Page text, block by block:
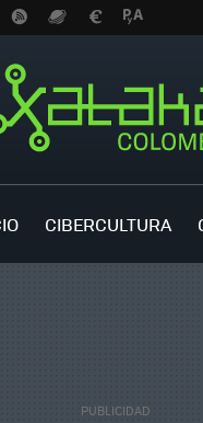
CIBERCULTURA